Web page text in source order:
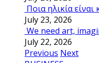
Ποια ηλικία
July 23, 2026
We need art,
July 22, 2026
Previous Next